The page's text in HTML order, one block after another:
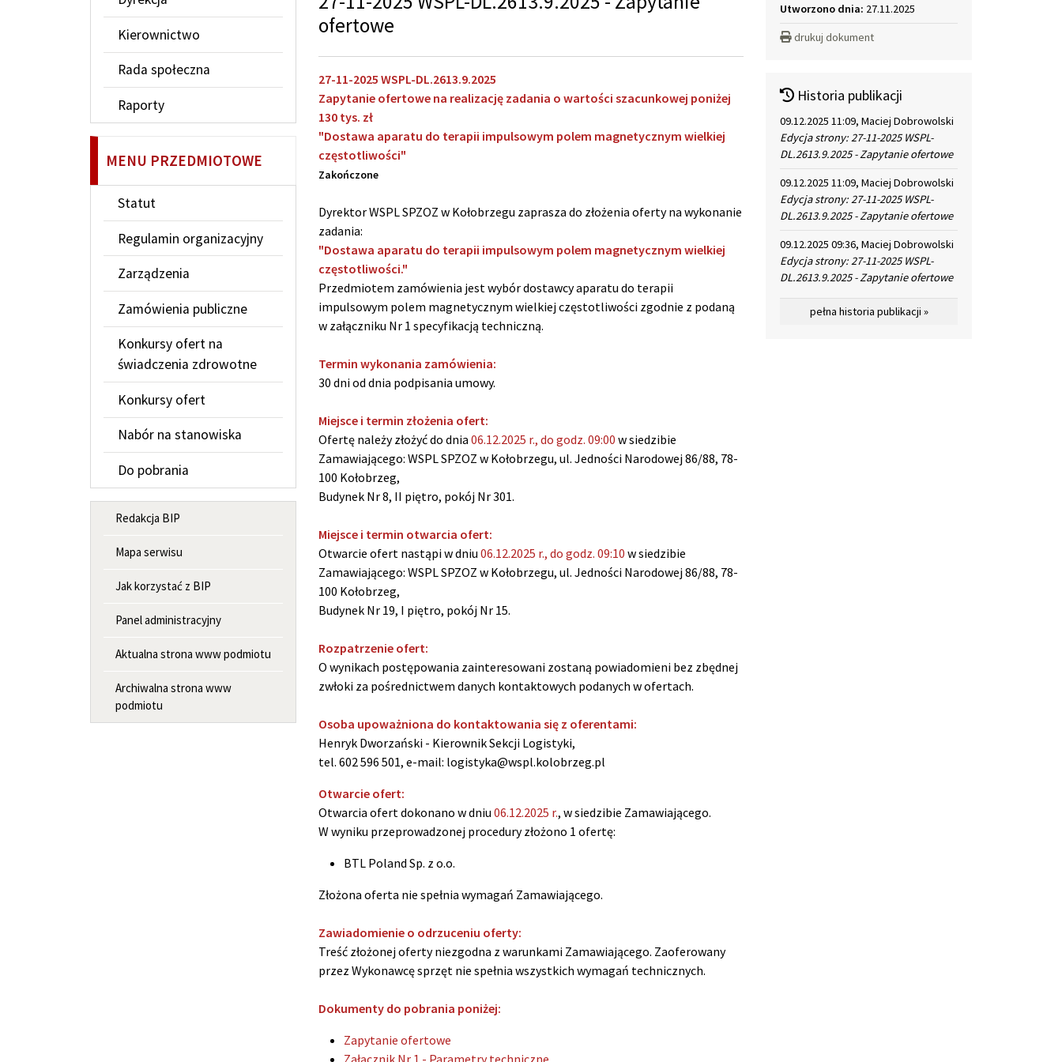
Kierownictwo
Rada społeczna
Raporty
MENU PRZEDMIOTOWE
Statut
Regulamin organizacyjny
Zarządzenia
Zamówienia publiczne
Konkursy ofert na
świadczenia zdrowotne
Konkursy ofert
Nabór na stanowiska
Do pobrania
MENU INFORMACYJNE
Redakcja BIP
Mapa serwisu
Jak korzystać z BIP
Panel administracyjny
Aktualna strona www podmiotu
Archiwalna strona www
podmiotu
ofertowe
27-11-2025 WSPL-DL.2613.9.2025
Zapytanie ofertowe na realizację zadania o wartości szacunkowej poniżej
130 tys. zł
"Dostawa aparatu do terapii impulsowym polem magnetycznym wielkiej
częstotliwości"
Zakończone
Dyrektor WSPL SPZOZ w Kołobrzegu zaprasza do złożenia oferty na wykonanie
zadania:
"Dostawa aparatu do terapii impulsowym polem magnetycznym wielkiej
częstotliwości."
Przedmiotem zamówienia jest wybór dostawcy aparatu do terapii
impulsowym polem magnetycznym wielkiej częstotliwości zgodnie z podaną
w załączniku Nr 1 specyfikacją techniczną.
Termin wykonania zamówienia:
30 dni od dnia podpisania umowy.
Miejsce i termin złożenia ofert:
Ofertę należy złożyć do dnia 06.12.2025 r., do godz. 09:00 w siedzibie
Zamawiającego: WSPL SPZOZ w Kołobrzegu, ul. Jedności Narodowej 86/88, 78-
100 Kołobrzeg,
Budynek Nr 8, II piętro, pokój Nr 301.
Miejsce i termin otwarcia ofert:
Otwarcie ofert nastąpi w dniu 06.12.2025 r., do godz. 09:10 w siedzibie
Zamawiającego: WSPL SPZOZ w Kołobrzegu, ul. Jedności Narodowej 86/88, 78-
100 Kołobrzeg,
Budynek Nr 19, I piętro, pokój Nr 15.
Rozpatrzenie ofert:
O wynikach postępowania zainteresowani zostaną powiadomieni bez zbędnej
zwłoki za pośrednictwem danych kontaktowych podanych w ofertach.
Osoba upoważniona do kontaktowania się z oferentami:
Henryk Dworzański - Kierownik Sekcji Logistyki,
tel. 602 596 501, e-mail: logistyka@wspl.kolobrzeg.pl
Otwarcie ofert:
Otwarcia ofert dokonano w dniu 06.12.2025 r., w siedzibie Zamawiającego.
W wyniku przeprowadzonej procedury złożono 1 ofertę:
BTL Poland Sp. z o.o.
Złożona oferta nie spełnia wymagań Zamawiającego.
Zawiadomienie o odrzuceniu oferty:
Treść złożonej oferty niezgodna z warunkami Zamawiającego. Zaoferowany
przez Wykonawcę sprzęt nie spełnia wszystkich wymagań technicznych.
Dokumenty do pobrania poniżej:
Zapytanie ofertowe
Załącznik Nr 1 - Parametry techniczne
Utworzono dnia: 27.11.2025
drukuj dokument
Historia publikacji
09.12.2025 11:09, Maciej Dobrowolski
Edycja strony: 27-11-2025 WSPL-
DL.2613.9.2025 - Zapytanie ofertowe
09.12.2025 11:09, Maciej Dobrowolski
Edycja strony: 27-11-2025 WSPL-
DL.2613.9.2025 - Zapytanie ofertowe
09.12.2025 09:36, Maciej Dobrowolski
Edycja strony: 27-11-2025 WSPL-
DL.2613.9.2025 - Zapytanie ofertowe
pełna historia publikacji »